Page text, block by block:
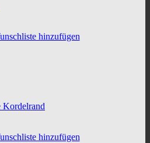
hinzufügen
hinzufügen